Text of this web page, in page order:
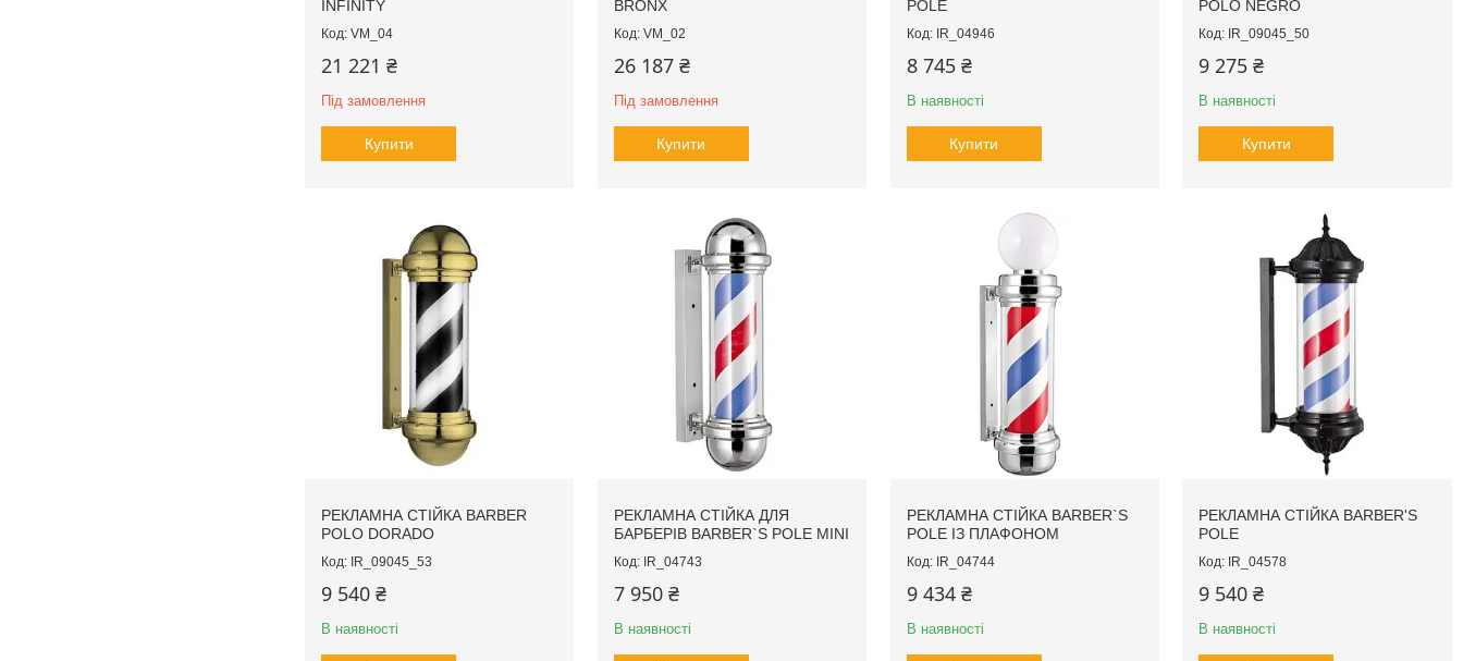
INFINITY
VM_04
21 221 ₴
Під замовлення
Купити
BRONX
VM_02
26 187 ₴
Під замовлення
Купити
POLE
IR_04946
8 745 ₴
В наявності
Купити
POLO NEGRO
IR_09045_50
9 275 ₴
В наявності
Купити
РЕКЛАМНА СТІЙКА BARBER
POLO DORADO
IR_09045_53
9 540 ₴
В наявності
РЕКЛАМНА СТІЙКА ДЛЯ
БАРБЕРІВ BARBER`S POLE MINI
IR_04743
7 950 ₴
В наявності
РЕКЛАМНА СТІЙКА BARBER`S
POLE ІЗ ПЛАФОНОМ
IR_04744
9 434 ₴
В наявності
РЕКЛАМНА СТІЙКА BARBER'S
POLE
IR_04578
9 540 ₴
В наявності